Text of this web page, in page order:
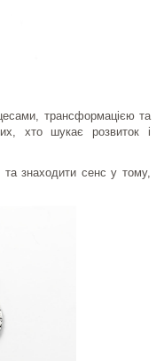
трансформацією та
хто шукає розвиток і
та знаходити сенс у тому,